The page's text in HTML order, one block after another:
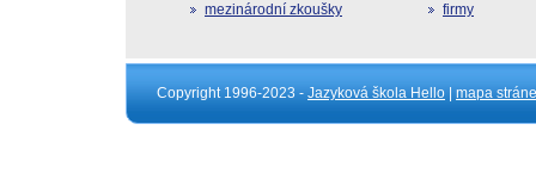
mezinárodní zkoušky
firmy
Copyright 1996-2023 - Jazyková škola Hello mapa